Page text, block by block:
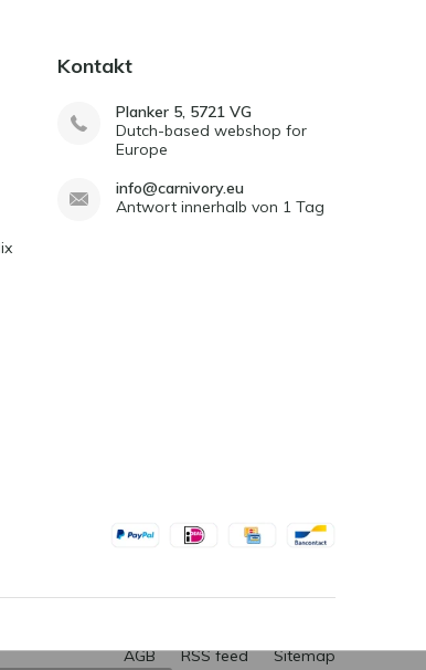
Kontakt
Planker 5, 5721 VG
Dutch-based webshop for
Europe
info@carnivory.eu
Antwort innerhalb von 1 Tag
AGB RSS feed Sitemap